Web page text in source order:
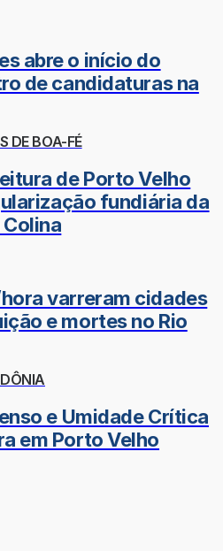
abre o início do
de candidaturas na
DE BOA-FÉ
de Porto Velho
fundiária da
varreram cidades
e mortes no Rio
e Umidade Crítica
em Porto Velho